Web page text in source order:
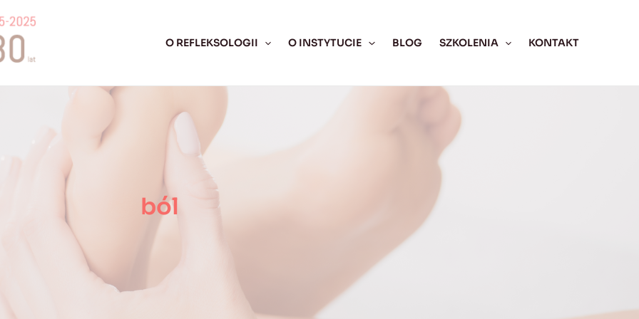
O REFLEKSOLOGII O INSTYTUCIE BLOG SZKOLENIA KONTAKT
ból